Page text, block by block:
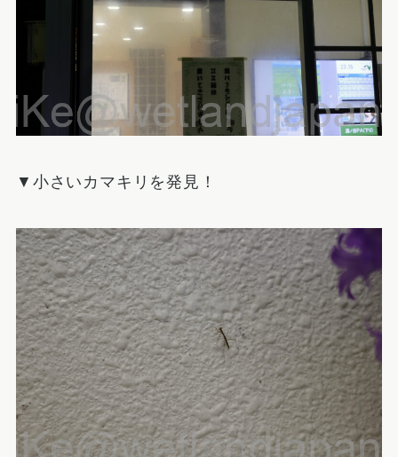
▼小さいカマキリを発見！